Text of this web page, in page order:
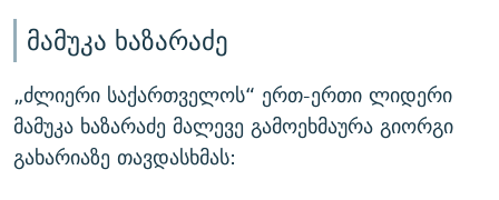
მამუკა ხაზარაძე
„ძლიერი საქართველოს“ ერთ-ერთი ლიდერი
მამუკა ხაზარაძე მალევე გამოეხმაურა გიორგი
გახარიაზე თავდასხმას: